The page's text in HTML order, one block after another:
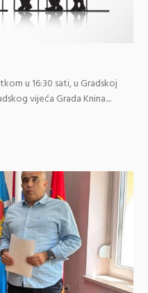
u 16:30 sati, u Gradskoj
vijeća Grada Knina....